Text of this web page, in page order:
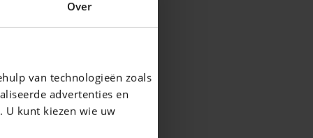
Over
van technologieën zoals
advertenties en
U kunt kiezen wie uw